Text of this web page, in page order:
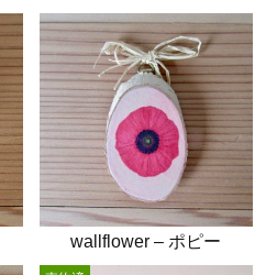
wallflower – ポピー